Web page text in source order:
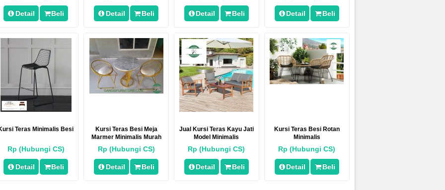
Detail Beli Detail Beli Detail Beli Detail Beli
Teras Minimalis Besi
Rp (Hubungi CS)
Detail Beli
Kursi Teras Besi Meja
Marmer Minimalis Murah
Rp (Hubungi CS)
Detail Beli
Jual Kursi Teras Kayu Jati
Model Minimalis
Rp (Hubungi CS)
Detail Beli
Kursi Teras Besi Rotan
Minimalis
Rp (Hubungi CS)
Detail Beli